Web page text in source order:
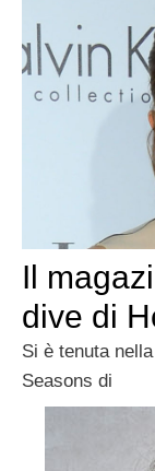
Il
dive di
Si è tenuta
Seasons di